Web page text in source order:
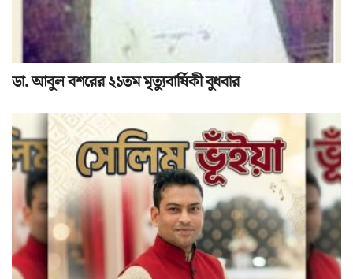
ডা. আবুল বশরের ২১তম মৃত্যুবার্ষিকী বুধবার